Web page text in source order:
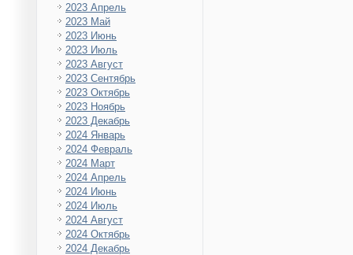
2023 Апрель
2023 Май
2023 Июнь
2023 Июль
2023 Август
2023 Сентябрь
2023 Октябрь
2023 Ноябрь
2023 Декабрь
2024 Январь
2024 Февраль
2024 Март
2024 Апрель
2024 Июнь
2024 Июль
2024 Август
2024 Октябрь
2024 Декабрь